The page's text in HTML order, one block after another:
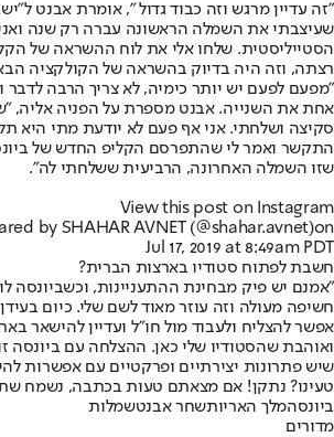
"זה עדיין מרגש וזה כבוד גדול ", אומרת אבנט
שעיצבתי את השמלה הראשונה עברה רק שנה
הסטייליסטית. שלחו אלי את לוח ההשראה של
רצתה, וזה היה בדיוק בהשראה של הקולקציה
"מפעם לפעם יש יותר כימיה, לא צריך הרבה לדבר
אחת את השנייה. אבנט מספרת על הפניה אליה,
סקיצה ושלחתי. אני אף פעם לא יודעת מתי היא
התקשר ואמר לי שהתפרסם הקליפ החדש של
שזו השמלה האחרונה, הרביעית ששלחתי לה".
View this post on Instagram
by SHAHAR AVNET (@shahar.avnet)on
Jul 17, 2019 at 8:49am PDT
חשבת לפתוח סטודיו בארצות הברית?
"אמנם יש פיק מבחינת ההתעניינות, וכשביונסה
חשיפה מעולה וזה עוזר מאוד לשם שלי. כיום
אפשר להצליח ולעבוד מול חו"ל ועדיין להישאר
ואוהבת שהסטודיו שלי כאן. ההצלחה עם ביונסה
שיש פתרונות יצירתיים ופרקטיים עם אפשרות
טעינו? נתקן! אם מצאתם טעות בכתבה, נשמח
ביונסהמלך האריותשחר אבנטשמלות
מדורים